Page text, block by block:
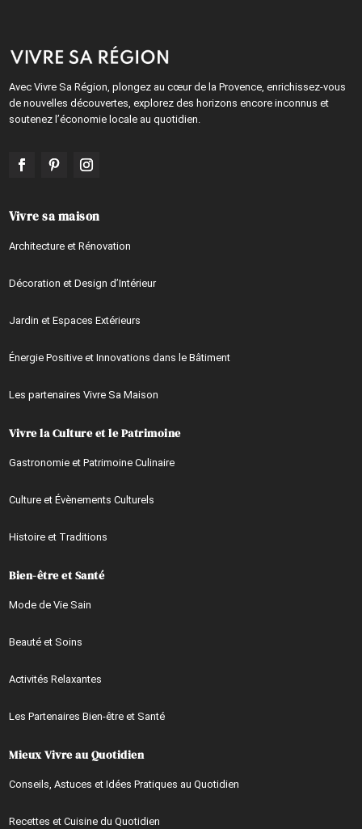
Avec Vivre Sa Région, plongez au cœur de la Provence, enrichissez-vous
de nouvelles découvertes, explorez des horizons encore inconnus et
soutenez l’économie locale au quotidien.
Vivre sa maison
Architecture et Rénovation
Décoration et Design d’Intérieur
Jardin et Espaces Extérieurs
Énergie Positive et Innovations dans le Bâtiment
Les partenaires Vivre Sa Maison
Vivre la Culture et le Patrimoine
Gastronomie et Patrimoine Culinaire
Culture et Évènements Culturels
Histoire et Traditions
Bien-être et Santé
Mode de Vie Sain
Beauté et Soins
Activités Relaxantes
Les Partenaires Bien-être et Santé
Mieux Vivre au Quotidien
Conseils, Astuces et Idées Pratiques au Quotidien
Recettes et Cuisine du Quotidien